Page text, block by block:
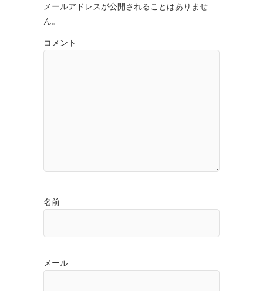
メールアドレスが公開されることはありませ
ん。
コメント
名前
メール